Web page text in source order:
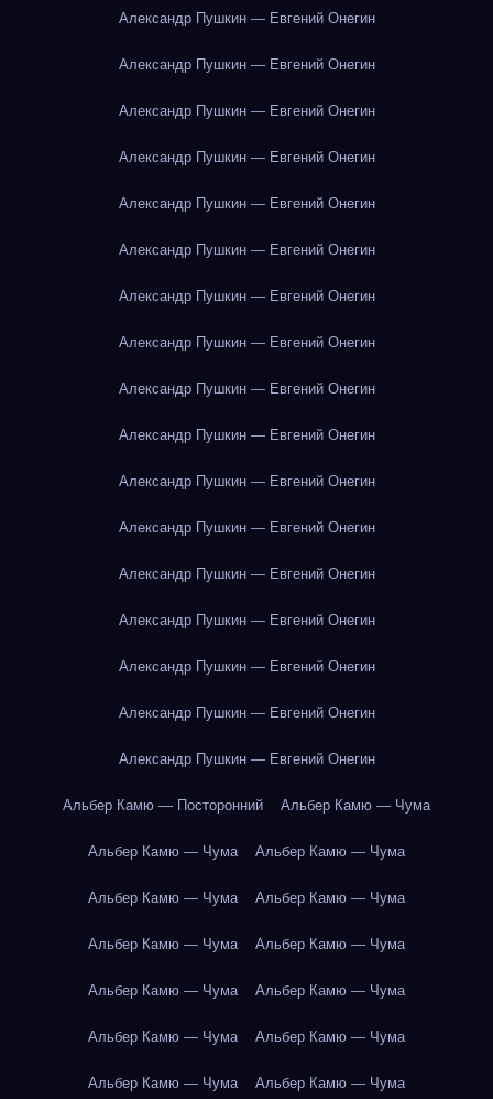
Александр Пушкин — Евгений Онегин
Александр Пушкин — Евгений Онегин
Александр Пушкин — Евгений Онегин
Александр Пушкин — Евгений Онегин
Александр Пушкин — Евгений Онегин
Александр Пушкин — Евгений Онегин
Александр Пушкин — Евгений Онегин
Александр Пушкин — Евгений Онегин
Александр Пушкин — Евгений Онегин
Александр Пушкин — Евгений Онегин
Александр Пушкин — Евгений Онегин
Александр Пушкин — Евгений Онегин
Александр Пушкин — Евгений Онегин
Александр Пушкин — Евгений Онегин
Александр Пушкин — Евгений Онегин
Александр Пушкин — Евгений Онегин
Александр Пушкин — Евгений Онегин
Альбер Камю — Посторонний Альбер Камю — Чума
Альбер Камю — Чума Альбер Камю — Чума
Альбер Камю — Чума Альбер Камю — Чума
Альбер Камю — Чума Альбер Камю — Чума
Альбер Камю — Чума Альбер Камю — Чума
Альбер Камю — Чума Альбер Камю — Чума
Альбер Камю — Чума Альбер Камю — Чума